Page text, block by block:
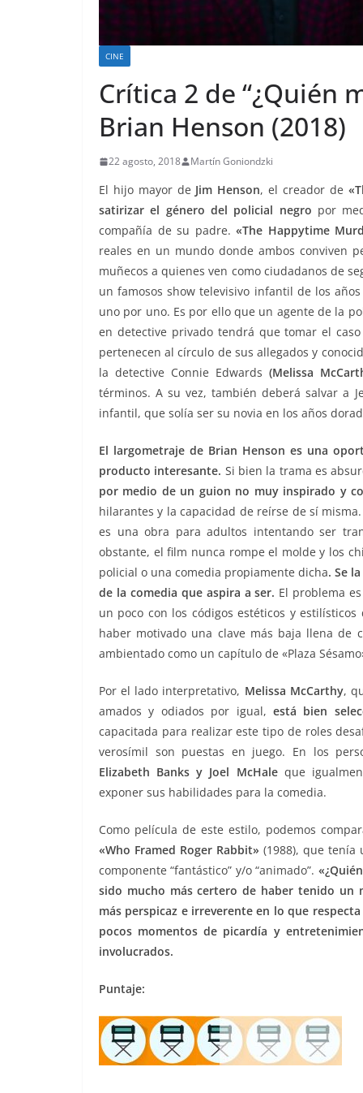
CINE
Crítica 2 de “¿Quién
Brian Henson (2018)
22 agosto, 2018 Martín Goniondzki
El hijo mayor de Jim Henson, el creador de
satirizar el género del policial negro por
compañía de su padre.«The Happytime
reales en un mundo donde ambos conviven
muñecos a quienes ven como ciudadanos de
un famosos show televisivo infantil de los
uno por uno. Es por ello que un agente de la
en detective privado tendrá que tomar el
pertenecen al círculo de sus allegados y
la detective Connie Edwards(Melissa
términos. A su vez, también deberá salvar a
infantil, que solía ser su novia en los años
El largometraje de Brian Henson es una
producto interesante. Si bien la trama es
por medio de un guion no muy inspirado y
hilarantes y la capacidad de reírse de sí
es una obra para adultos intentando ser
obstante, el film nunca rompe el molde y los
policial o una comedia propiamente dicha. Se
de la comedia que aspira a ser. El problema
un poco con los códigos estéticos y
haber motivado una clave más baja llena de
ambientado como un capítulo de «Plaza
Por el lado interpretativo, Melissa McCarthy,
amados y odiados por igual, está bien
capacitada para realizar este tipo de roles
verosímil son puestas en juego. En los
Elizabeth Banks y Joel McHaleque
exponer sus habilidades para la comedia.
Como película de este estilo, podemos
«Who Framed Roger Rabbit» (1988), que tenía
componente “fantástico” y/o “animado”.
sido mucho más certero de haber tenido un
más perspicaz e irreverente en lo que
pocos momentos de picardía y
involucrados.
Puntaje: